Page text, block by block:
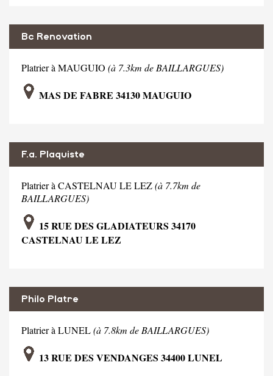
Bc Renovation
Platrier à MAUGUIO (à 7.3km de BAILLARGUES)
MAS DE FABRE 34130 MAUGUIO
F.a. Plaquiste
Platrier à CASTELNAU LE LEZ(à 7.7km de
BAILLARGUES)
15 RUE DES GLADIATEURS 34170
CASTELNAU LE LEZ
Philo Platre
Platrier à LUNEL(à 7.8km de BAILLARGUES)
13 RUE DES VENDANGES 34400 LUNEL